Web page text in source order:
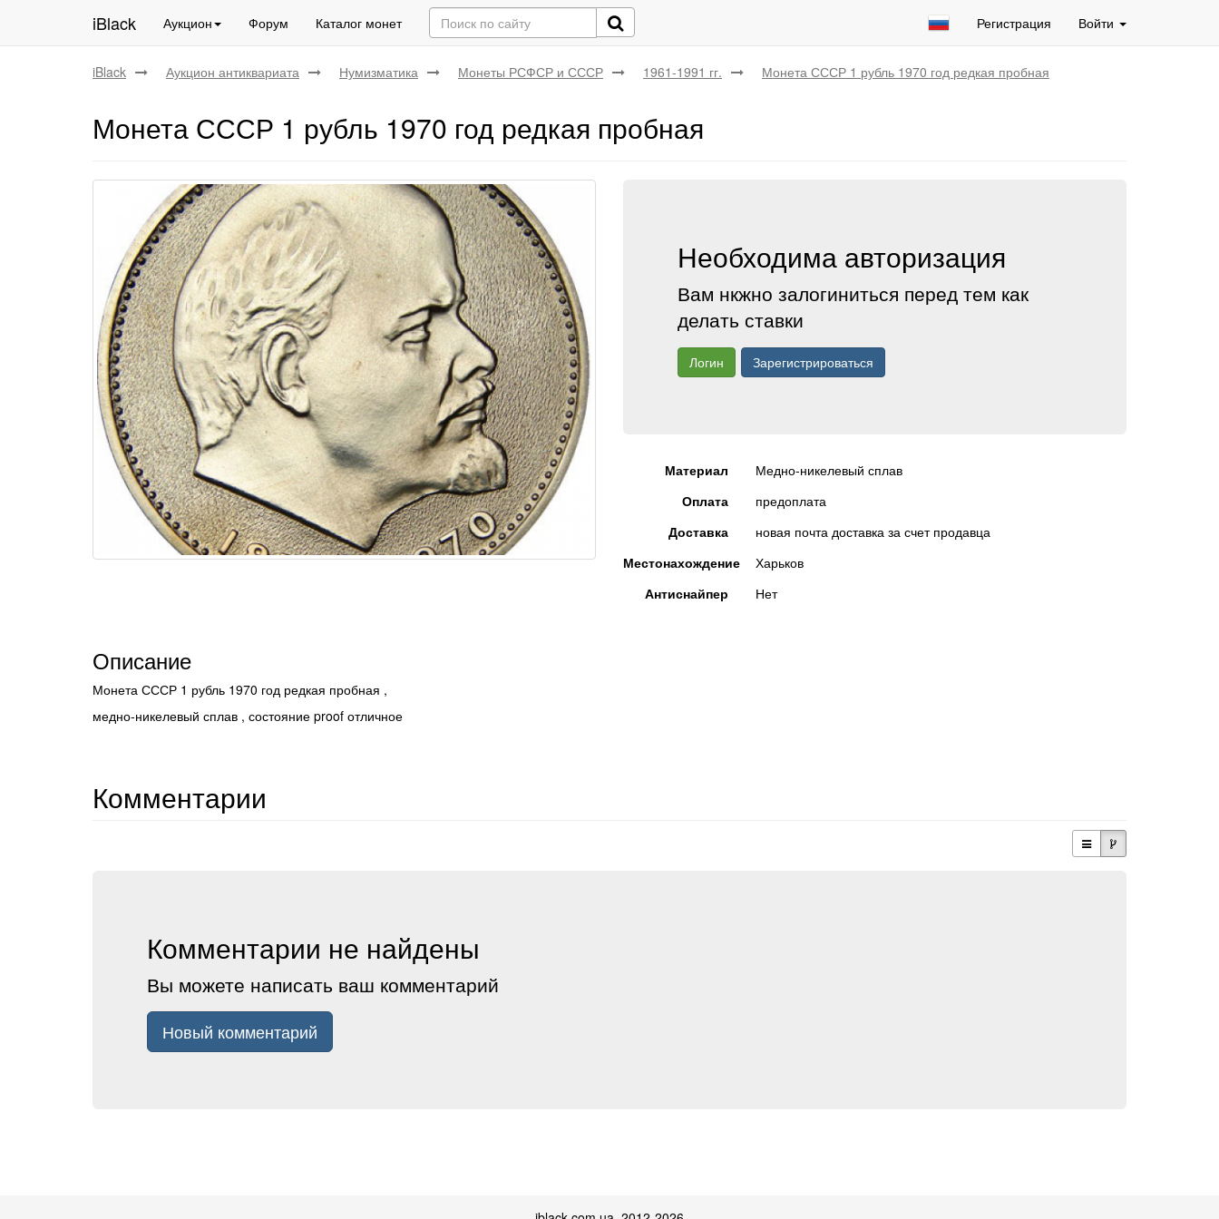
iBlack Аукцион Форум Каталог монет Регистрация Войти
iBlack Аукцион антиквариата Нумизматика Монеты РСФСР и СССР 1961-1991 гг. Монета СССР 1 рубль 1970 год редкая пробная
Монета СССР 1 рубль 1970 год редкая пробная
Необходима авторизация
Вам нкжно залогиниться перед тем как
делать ставки
Логин Зарегистрироваться
Материал
Медно-никелевый сплав
Оплата
предоплата
Доставка
новая почта доставка за счет продавца
Местонахождение
Харьков
Антиснайпер
Нет
Описание
Монета СССР 1 рубль 1970 год редкая пробная ,
медно-никелевый сплав , состояние proof отличное
Комментарии
Комментарии не найдены
Вы можете написать ваш комментарий
Новый комментарий